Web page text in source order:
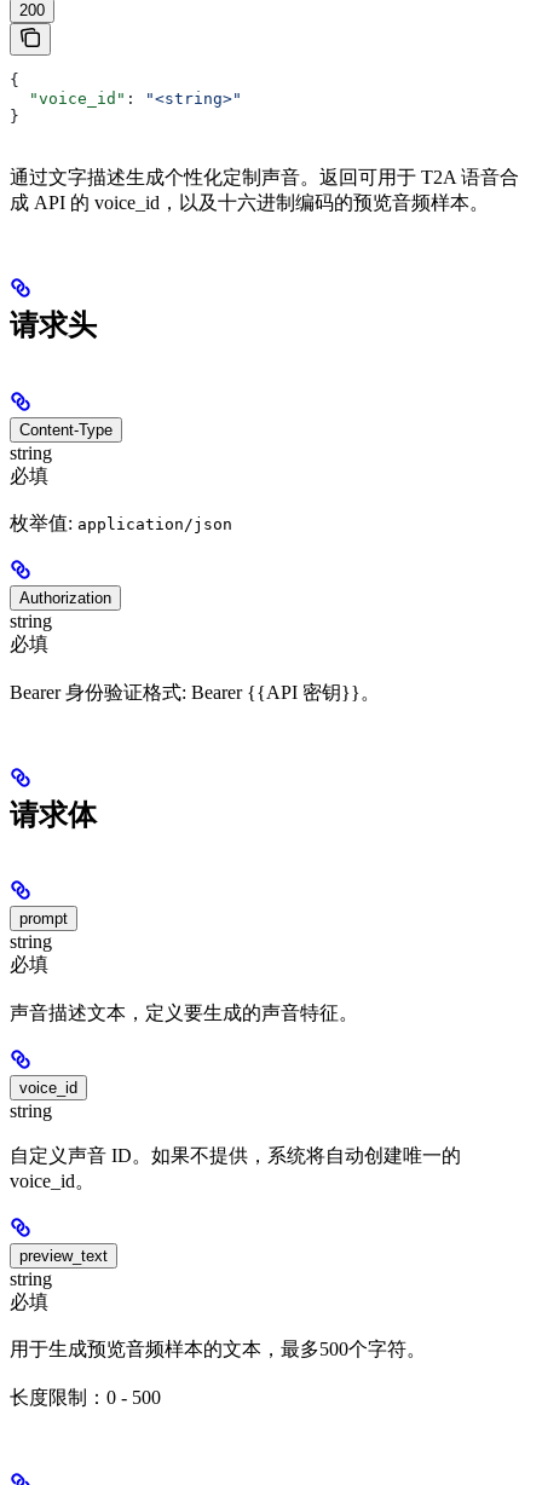
200
{
  "voice_id"
:
"<string>"
}
通过文字描述生成个性化定制声音。返回可用于 T2A 语音合
成 API 的 voice_id，以及十六进制编码的预览音频样本。
请求头
Content-Type
string
必填
枚举值: application/json
Authorization
string
必填
Bearer 身份验证格式: Bearer {{API 密钥}}。
请求体
prompt
string
必填
声音描述文本，定义要生成的声音特征。
voice_id
string
自定义声音 ID。如果不提供，系统将自动创建唯一的
voice_id。
preview_text
string
必填
用于生成预览音频样本的文本，最多500个字符。
长度限制：0 - 500